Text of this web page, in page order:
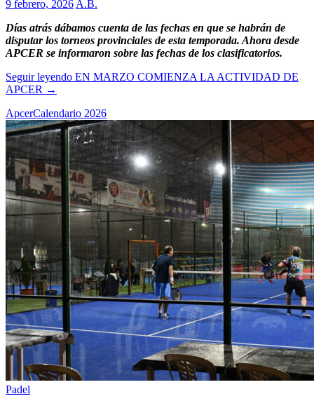
9 febrero, 2026 A.B.
Días atrás dábamos cuenta de las fechas en que se habrán de
disputar los torneos provinciales de esta temporada. Ahora desde
APCER se informaron sobre las fechas de los clasificatorios.
Seguir leyendo EN MARZO COMIENZA LA ACTIVIDAD DE
APCER →
ApcerCalendario 2026
Padel